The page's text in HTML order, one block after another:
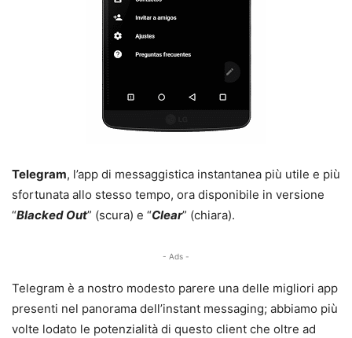
Telegram, l’app di messaggistica instantanea più utile e più
sfortunata allo stesso tempo, ora disponibile in versione
“Blacked Out” (scura) e “Clear” (chiara).
- Ads -
Telegram è a nostro modesto parere una delle migliori app
presenti nel panorama dell’instant messaging; abbiamo più
volte lodato le potenzialità di questo client che oltre ad